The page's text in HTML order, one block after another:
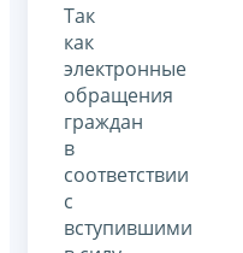
Так
как
электронные
обращения
граждан
в
соответствии
с
вступившими